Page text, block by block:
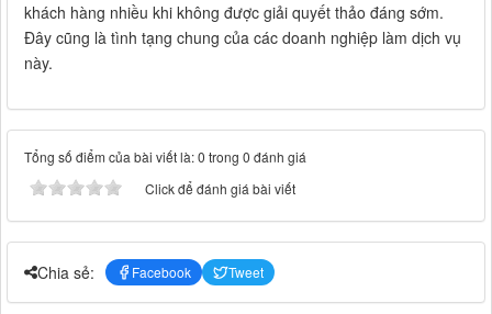
khách hàng nhiều khi không được giải quyết thảo đáng sớm.
Đây cũng là tình tạng chung của các doanh nghiệp làm dịch vụ
này.
Tổng số điểm của bài viết là: 0 trong 0 đánh giá
Click để đánh giá bài viết
Chia sẻ: Facebook Tweet